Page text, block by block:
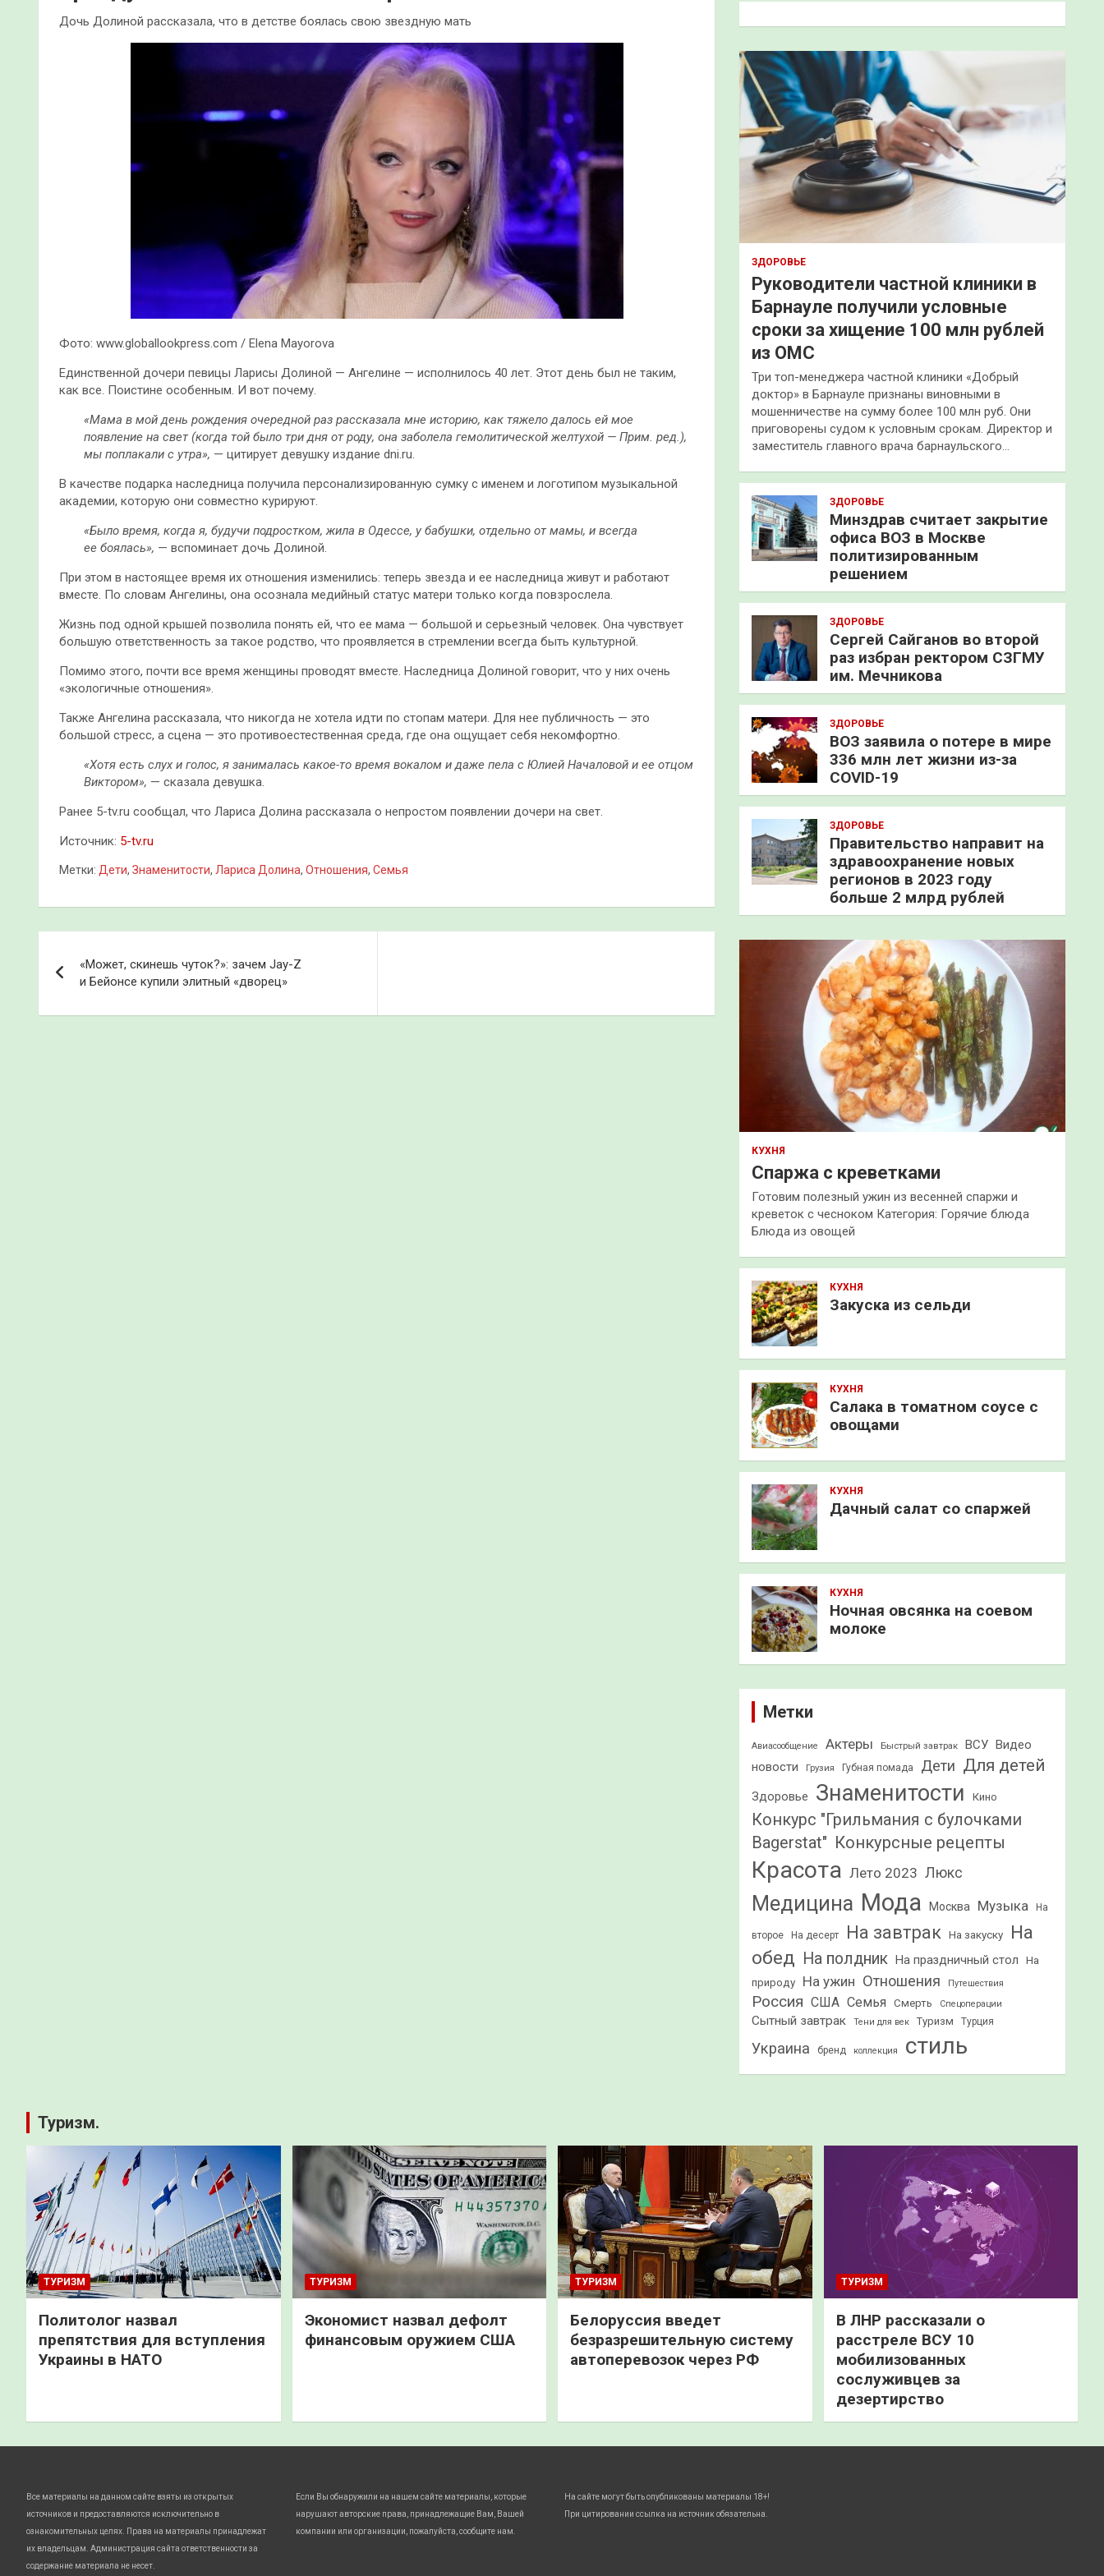
Дочь Долиной рассказала, что в детстве боялась свою звездную мать
Фото: www.globallookpress.com / Elena Mayorova
Единственной дочери певицы Ларисы Долиной — Ангелине — исполнилось 40 лет. Этот день был не таким,
как все. Поистине особенным. И вот почему.
«Мама в мой день рождения очередной раз рассказала мне историю, как тяжело далось ей мое
появление на свет (когда той было три дня от роду, она заболела гемолитической желтухой — Прим. ред.),
мы поплакали с утра», — цитирует девушку издание dni.ru.
В качестве подарка наследница получила персонализированную сумку с именем и логотипом музыкальной
академии, которую они совместно курируют.
«Было время, когда я, будучи подростком, жила в Одессе, у бабушки, отдельно от мамы, и всегда
ее боялась», — вспоминает дочь Долиной.
При этом в настоящее время их отношения изменились: теперь звезда и ее наследница живут и работают
вместе. По словам Ангелины, она осознала медийный статус матери только когда повзрослела.
Жизнь под одной крышей позволила понять ей, что ее мама — большой и серьезный человек. Она чувствует
большую ответственность за такое родство, что проявляется в стремлении всегда быть культурной.
Помимо этого, почти все время женщины проводят вместе. Наследница Долиной говорит, что у них очень
«экологичные отношения».
Также Ангелина рассказала, что никогда не хотела идти по стопам матери. Для нее публичность — это
большой стресс, а сцена — это противоестественная среда, где она ощущает себя некомфортно.
«Хотя есть слух и голос, я занималась какое-то время вокалом и даже пела с Юлией Началовой и ее отцом
Виктором», — сказала девушка.
Ранее 5-tv.ru сообщал, что Лариса Долина рассказала о непростом появлении дочери на свет.
Источник: 5-tv.ru
Метки: Дети, Знаменитости, Лариса Долина, Отношения, Семья
по
записям
«Может, скинешь чуток?»: зачем Jay-Z
и Бейонсе купили элитный «дворец»
к
ЗДОРОВЬЕ
Руководители частной клиники в
Барнауле получили условные
сроки за хищение 100 млн рублей
из ОМС
Три топ-менеджера частной клиники «Добрый
доктор» в Барнауле признаны виновными в
мошенничестве на сумму более 100 млн руб. Они
приговорены судом к условным срокам. Директор и
заместитель главного врача барнаульского…
ЗДОРОВЬЕ
Минздрав считает закрытие
офиса ВОЗ в Москве
политизированным
решением
ЗДОРОВЬЕ
Сергей Сайганов во второй
раз избран ректором СЗГМУ
им. Мечникова
ЗДОРОВЬЕ
ВОЗ заявила о потере в мире
336 млн лет жизни из-за
COVID-19
ЗДОРОВЬЕ
Правительство направит на
здравоохранение новых
регионов в 2023 году
больше 2 млрд рублей
КУХНЯ
Спаржа с креветками
Готовим полезный ужин из весенней спаржи и
креветок с чесноком Категория: Горячие блюда
Блюда из овощей
КУХНЯ
Закуска из сельди
КУХНЯ
Салака в томатном соусе с
овощами
КУХНЯ
Дачный салат со спаржей
КУХНЯ
Ночная овсянка на соевом
молоке
Метки
Авиасообщение Актеры Быстрый завтрак ВСУ Видео
новости
Грузия Губная помада Дети Для детей
Здоровье Знаменитости Кино
Конкурс "Грильмания с булочками
Bagerstat" Конкурсные рецепты
Красота Лето 2023 Люкс
Медицина Мода Москва Музыка На
второе На десерт На завтрак На закуску
На
обед На полдник На праздничный стол
На
природу
На ужин Отношения Путешествия
Россия США Семья Смерть Спецоперации
Сытный завтрак Тени для век Туризм Турция
Украина бренд коллекция стиль
Туризм.
ТУРИЗМ
Политолог назвал
препятствия для вступления
Украины в НАТО
ТУРИЗМ
Экономист назвал дефолт
финансовым оружием США
ТУРИЗМ
Белоруссия введет
безразрешительную систему
автоперевозок через РФ
ТУРИЗМ
В ЛНР рассказали о
расстреле ВСУ 10
мобилизованных
сослуживцев за
дезертирство
Все материалы на данном сайте взяты из открытых
источников и предоставляются исключительно в
ознакомительных целях. Права на материалы принадлежат
их владельцам. Администрация сайта ответственности за
содержание материала не несет.
Если Вы обнаружили на нашем сайте материалы, которые
нарушают авторские права, принадлежащие Вам, Вашей
компании или организации, пожалуйста, сообщите нам.
На сайте могут быть опубликованы материалы 18+!
При цитировании ссылка на источник обязательна.